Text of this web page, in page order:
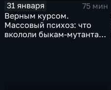
31 января
75 мин
Верным курсом.
Массовый психоз: что
вкололи быкам-мутантам,